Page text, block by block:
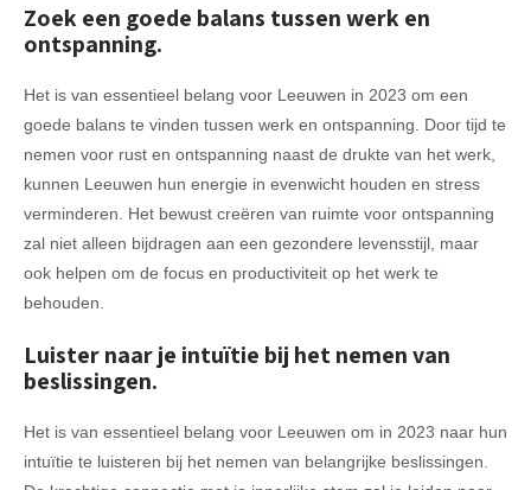
Zoek een goede balans tussen werk en
ontspanning.
Het is van essentieel belang voor Leeuwen in 2023 om een
goede balans te vinden tussen werk en ontspanning. Door tijd te
nemen voor rust en ontspanning naast de drukte van het werk,
kunnen Leeuwen hun energie in evenwicht houden en stress
verminderen. Het bewust creëren van ruimte voor ontspanning
zal niet alleen bijdragen aan een gezondere levensstijl, maar
ook helpen om de focus en productiviteit op het werk te
behouden.
Luister naar je intuïtie bij het nemen van
beslissingen.
Het is van essentieel belang voor Leeuwen om in 2023 naar hun
intuïtie te luisteren bij het nemen van belangrijke beslissingen.